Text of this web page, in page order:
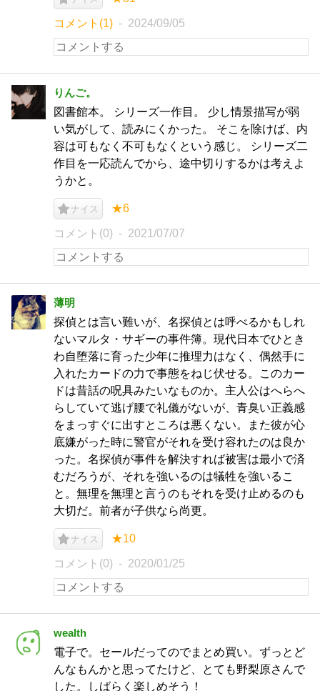
コメント(1) 2024/09/05
りんご。
図書館本。 シリーズ一作目。 少し情景描写が弱
い気がして、読みにくかった。 そこを除けば、内
容は可もなく不可もなくという感じ。 シリーズ二
作目を一応読んでから、途中切りするかは考えよ
うかと。
ナイス ★6
コメント(0) 2021/07/07
薄明
探偵とは言い難いが、名探偵とは呼べるかもしれ
ないマルタ・サギーの事件簿。現代日本でひとき
わ自堕落に育った少年に推理力はなく、偶然手に
入れたカードの力で事態をねじ伏せる。このカー
ドは昔話の呪具みたいなものか。主人公はへらへ
らしていて逃げ腰で礼儀がないが、青臭い正義感
をまっすぐに出すところは悪くない。また彼が心
底嫌がった時に警官がそれを受け容れたのは良か
った。名探偵が事件を解決すれば被害は最小で済
むだろうが、それを強いるのは犠牲を強いるこ
と。無理を無理と言うのもそれを受け止めるのも
大切だ。前者が子供なら尚更。
ナイス ★10
コメント(0) 2020/01/25
wealth
電子で。セールだってのでまとめ買い。ずっとど
んなもんかと思ってたけど、とても野梨原さんで
した。しばらく楽しめそう！